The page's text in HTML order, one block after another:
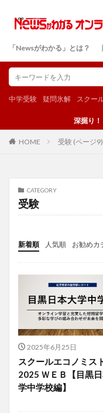
「Newsがわかる」とは？
中学受験 疑問氷解 スクー
深掘り！
HOME 受験 (ページ9)
CATEGORY
受験
新着順 人気順
お勧めカ
投稿
学び
マンガ
電子書
2025年6月25日
スクールエコノミス
2025 ＷＥＢ【目黒
学中学校編】